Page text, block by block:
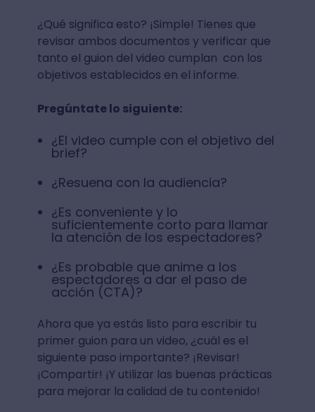
¿Qué significa esto? ¡Simple! Tienes que
revisar ambos documentos y verificar que
tanto el guion del video cumplan con los
objetivos establecidos en el informe.
Pregúntate lo siguiente:
¿El video cumple con el objetivo del
brief?
¿Resuena con la audiencia?
¿Es conveniente y lo
suficientemente corto para llamar
la atención de los espectadores?
¿Es probable que anime a los
espectadores a dar el paso de
acción (CTA)?
Ahora que ya estás listo para escribir tu
primer guion para un video, ¿cuál es el
siguiente paso importante? ¡Revisar!
¡Compartir! ¡Y utilizar las buenas prácticas
para mejorar la calidad de tu contenido!